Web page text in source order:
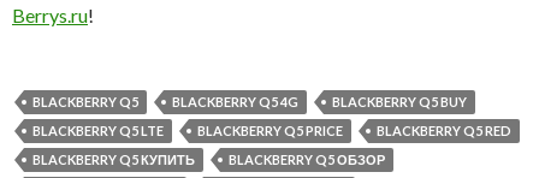
Berrys.ru!
BLACKBERRY Q5 BLACKBERRY Q5 4G
BLACKBERRY Q5 BUY
BLACKBERRY Q5 LTE
BLACKBERRY Q5 PRICE
BLACKBERRY Q5 RED
BLACKBERRY Q5 КУПИТЬ
BLACKBERRY Q5 ОБЗОР